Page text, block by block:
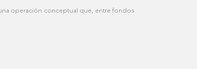
operación conceptual que, entre fondos